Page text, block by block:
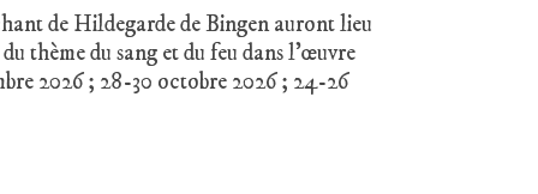
de Hildegarde de Bingen auront lieu
thème du sang et du feu dans l’œuvre
2026 ; 28-30 octobre 2026 ; 24-26